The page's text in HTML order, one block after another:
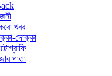
খবর
দোক্কা
পাতা